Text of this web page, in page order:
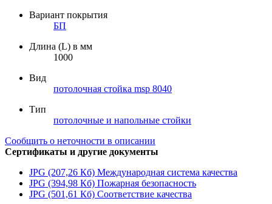
Вариант покрытия
БП
Длина (L) в мм
1000
Вид
потолочная стойка msp 8040
Тип
потолочные и напольные стойки
Сообщить о неточности в описании
Сертификаты и другие документы
JPG (207,26 Кб) Международная система качества
JPG (394,98 Кб) Пожарная безопасность
JPG (501,61 Кб) Соответствие качества